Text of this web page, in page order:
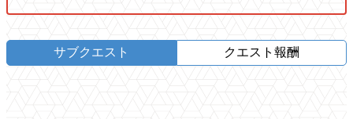
サブクエスト クエスト報酬